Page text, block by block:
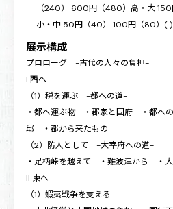
（240） 600円（480）高・大
小・中 50円（40） 100円（80）(
展示構成
プロローグ -古代の人々の負担-
I 西へ
（1）税を運ぶ -都への道-
・都へ運ぶ物 ・郡家と国府 ・都へ
邸 ・都から来たもの
（2）防人として -大宰府への道-
・足柄峠を越えて ・難波津から ・
II 東へ
（1）蝦夷戦争を支える